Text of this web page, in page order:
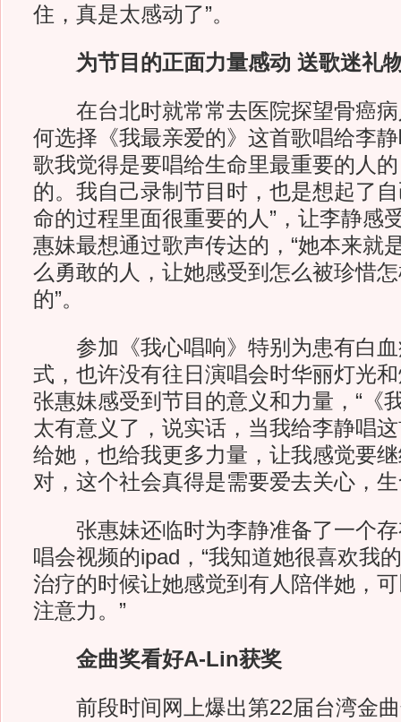
住，真是太感动了”。
为节目的正面力量感动 送歌迷礼
在台北时就常常去医院探望骨癌病
何选择《我最亲爱的》这首歌唱给李
歌我觉得是要唱给生命里最重要的人
的。我自己录制节目时，也是想起了
命的过程里面很重要的人”，让李静感
惠妹最想通过歌声传达的，“她本来就
么勇敢的人，让她感受到怎么被珍惜
的”。
参加《我心唱响》特别为患有白血
式，也许没有往日演唱会时华丽灯光
张惠妹感受到节目的意义和力量，“《
太有意义了，说实话，当我给李静唱
给她，也给我更多力量，让我感觉要
对，这个社会真得是需要爱去关心，
张惠妹还临时为李静准备了一个存
唱会视频的ipad，“我知道她很喜欢我
治疗的时候让她感觉到有人陪伴她，
注意力。”
金曲奖看好A-Lin获奖
前段时间网上爆出第22届台湾金曲